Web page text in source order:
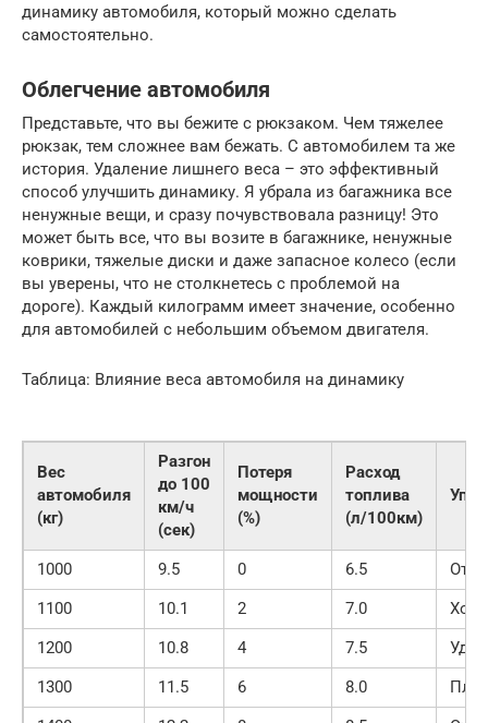
динамику автомобиля, который можно сделать
самостоятельно.
Облегчение автомобиля
Представьте, что вы бежите с рюкзаком. Чем тяжелее
рюкзак, тем сложнее вам бежать. С автомобилем та же
история. Удаление лишнего веса – это эффективный
способ улучшить динамику. Я убрала из багажника все
ненужные вещи, и сразу почувствовала разницу! Это
может быть все, что вы возите в багажнике, ненужные
коврики, тяжелые диски и даже запасное колесо (если
вы уверены, что не столкнетесь с проблемой на
дороге). Каждый килограмм имеет значение, особенно
для автомобилей с небольшим объемом двигателя.
Таблица: Влияние веса автомобиля на динамику
Вес
автомобиля
(кг)
Разгон
до 100
км/ч
(сек)
Потеря
мощности
(%)
Расход
топлива
(л/100км)
1000 9.5 0 6.5
1100
10.1 2 7.0
1200
10.8 4 7.5
1300
11.5 6 8.0